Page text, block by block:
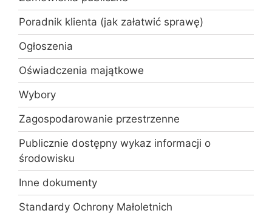
Poradnik klienta (jak załatwić sprawę)
Ogłoszenia
Oświadczenia majątkowe
Wybory
Zagospodarowanie przestrzenne
Publicznie dostępny wykaz informacji o
środowisku
Inne dokumenty
Standardy Ochrony Małoletnich